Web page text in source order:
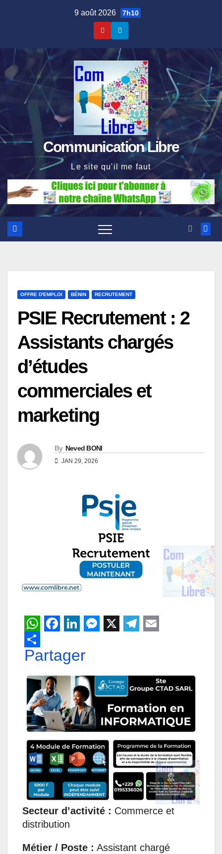
9 août 2026 7h10
Communication Libre
Le site qu'il me faut
OFFRE D'EMPLOI BÉNIN RECRUTEMENT
PSIE Recrutement : 2
Assistants chargés
d’études
commerciales et
marketing
By Neved BONI
JAN 29, 2026
W
h
a
s
A
p
p
a
c
e
b
o
o
k
i
n
k
e
d
I
n
e
s
s
e
n
g
e
r
l
e
g
r
a
m
a
i
l
Partager
Secteur d’activité : Commerce et
distribution
Métier / Poste : Assistant chargé